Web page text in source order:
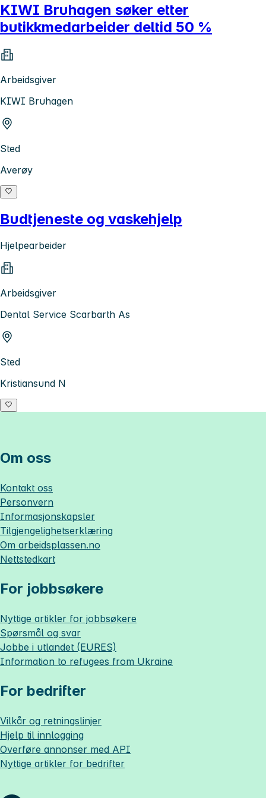
KIWI Bruhagen søker etter
butikkmedarbeider deltid 50 %
Arbeidsgiver
KIWI Bruhagen
Sted
Averøy
Budtjeneste og vaskehjelp
Hjelpearbeider
Arbeidsgiver
Dental Service Scarbarth As
Sted
Kristiansund N
Om oss
Kontakt oss
Personvern
Informasjonskapsler
Tilgjengelighetserklæring
Om arbeidsplassen.no
Nettstedkart
For jobbsøkere
Nyttige artikler for jobbsøkere
Spørsmål og svar
Jobbe i utlandet (EURES)
Information to refugees from Ukraine
For bedrifter
Vilkår og retningslinjer
Hjelp til innlogging
Overføre annonser med API
Nyttige artikler for bedrifter